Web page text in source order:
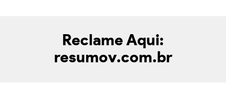
Reclame Aqui:
resumov.com.br